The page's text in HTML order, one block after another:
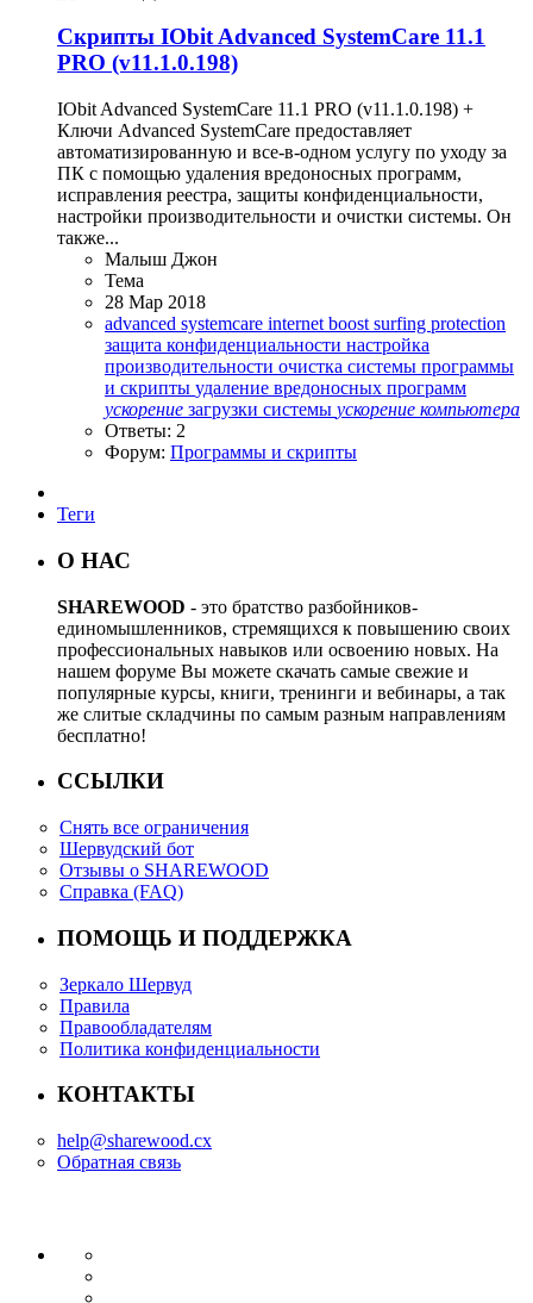
Скрипты IObit Advanced SystemCare 11.1
PRO (v11.1.0.198)
IObit Advanced SystemCare 11.1 PRO (v11.1.0.198) +
Ключи Advanced SystemCare предоставляет
автоматизированную и все-в-одном услугу по уходу за
ПК с помощью удаления вредоносных программ,
исправления реестра, защиты конфиденциальности,
настройки производительности и очистки системы. Он
также...
Малыш Джон
Тема
28 Мар 2018
advanced systemcare internet boost surfing protection
защита конфиденциальности настройка
производительности очистка системы программы
и скрипты удаление вредоносных программ
ускорение загрузки системы ускорение компьютера
Ответы: 2
Форум: Программы и скрипты
Теги
О НАС
SHAREWOOD - это братство разбойников-
единомышленников, стремящихся к повышению своих
профессиональных навыков или освоению новых. На
нашем форуме Вы можете скачать самые свежие и
популярные курсы, книги, тренинги и вебинары, а так
же слитые складчины по самым разным направлениям
бесплатно!
ССЫЛКИ
Снять все ограничения
Шервудский бот
Отзывы о SHAREWOOD
Справка (FAQ)
ПОМОЩЬ И ПОДДЕРЖКА
Зеркало Шервуд
Правила
Правообладателям
Политика конфиденциальности
КОНТАКТЫ
help@sharewood.cx
Обратная связь